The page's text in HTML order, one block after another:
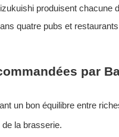
produisent chacune
quatre pubs et
par
un bon équilibre entre
la brasserie.